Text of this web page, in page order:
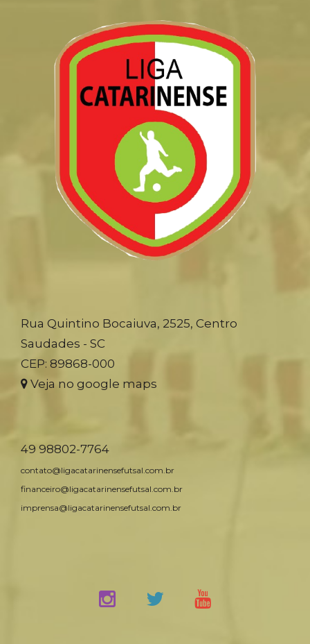
Rua Quintino Bocaiuva, 2525, Centro
Saudades - SC
CEP: 89868-000
Veja no google maps
49 98802-7764
contato@ligacatarinensefutsal.com.br
financeiro@ligacatarinensefutsal.com.br
imprensa@ligacatarinensefutsal.com.br